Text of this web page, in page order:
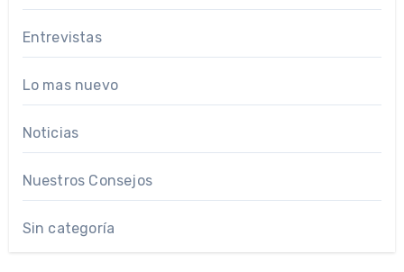
Entrevistas
Lo mas nuevo
Noticias
Nuestros Consejos
Sin categoría